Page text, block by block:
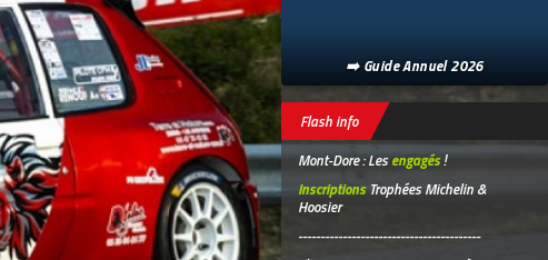
➡️ Guide Annuel 2026
Flash info
Mont-Dore : Lesengagés!
InscriptionsTrophées Michelin &
Hoosier
-----------------------------------------